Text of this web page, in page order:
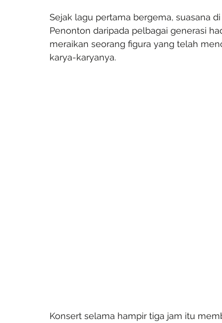
Sejak lagu pertama bergema, suasana
Penonton daripada pelbagai generasi
meraikan seorang figura yang telah
karya-karyanya.
Konsert selama hampir tiga jam itu